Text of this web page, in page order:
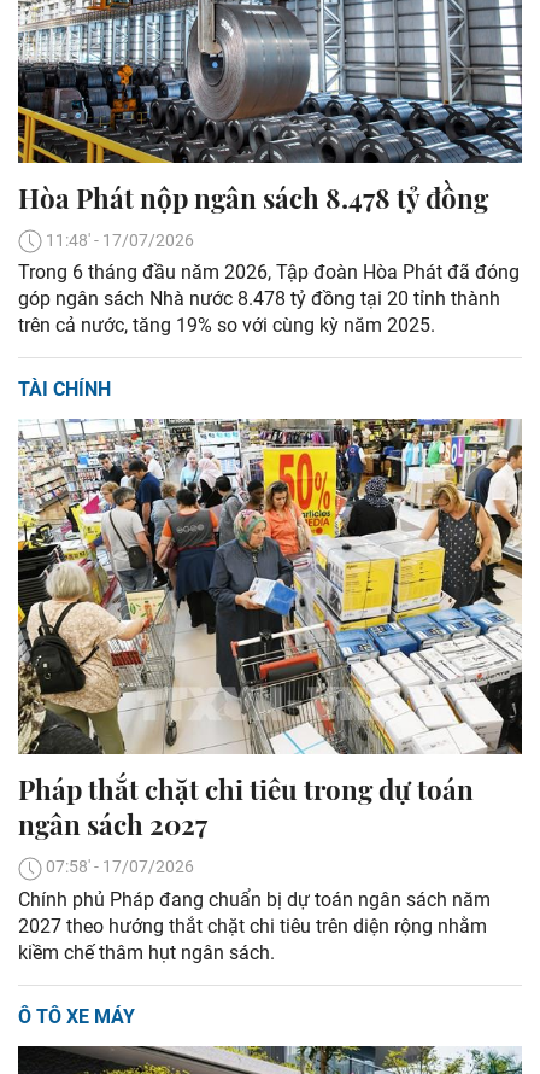
Hòa Phát nộp ngân sách 8.478 tỷ đồng
11:48' - 17/07/2026
Trong 6 tháng đầu năm 2026, Tập đoàn Hòa Phát đã đóng
góp ngân sách Nhà nước 8.478 tỷ đồng tại 20 tỉnh thành
trên cả nước, tăng 19% so với cùng kỳ năm 2025.
TÀI CHÍNH
Pháp thắt chặt chi tiêu trong dự toán
ngân sách 2027
07:58' - 17/07/2026
Chính phủ Pháp đang chuẩn bị dự toán ngân sách năm
2027 theo hướng thắt chặt chi tiêu trên diện rộng nhằm
kiềm chế thâm hụt ngân sách.
Ô TÔ XE MÁY